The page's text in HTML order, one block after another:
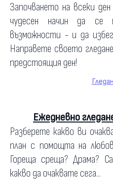
Започването на всеки
чудесен начин да се
възможности - и да
Направете своето
предстоящия ден!
Ежедневно
Разберете какво ви
план с помощта на
Гореща среща? Драма?
какво да очаквате сега...